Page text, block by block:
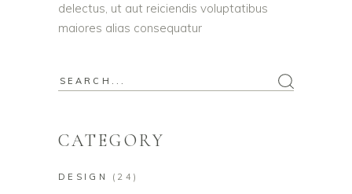
delectus, ut aut reiciendis voluptatibus
maiores alias consequatur
CATEGORY
DESIGN (24)